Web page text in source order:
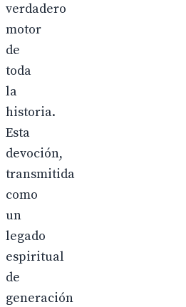
verdadero
motor
de
toda
la
historia.
Esta
devoción,
transmitida
como
un
legado
espiritual
de
generación